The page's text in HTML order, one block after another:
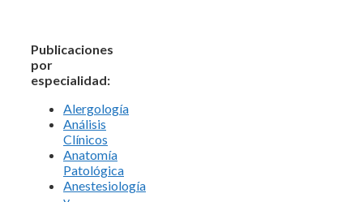
Publicaciones
por
especialidad:
Alergología
Análisis
Clínicos
Anatomía
Patológica
Anestesiología